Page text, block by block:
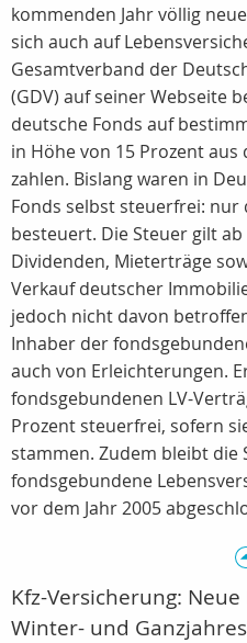
kommenden Jahr völlig
sich auch auf
Gesamtverband der
(GDV) auf seiner Webseite
deutsche Fonds auf
in Höhe von 15 Prozent
zahlen. Bislang waren in
Fonds selbst steuerfrei: nur
besteuert. Die Steuer gilt
Dividenden, Mieterträge
Verkauf deutscher
jedoch nicht davon
Inhaber der
auch von Erleichterungen.
fondsgebundenen LV-
Prozent steuerfrei, sofern
stammen. Zudem bleibt
fondsgebundene
vor dem Jahr 2005
Kfz-Versicherung:
Winter- und